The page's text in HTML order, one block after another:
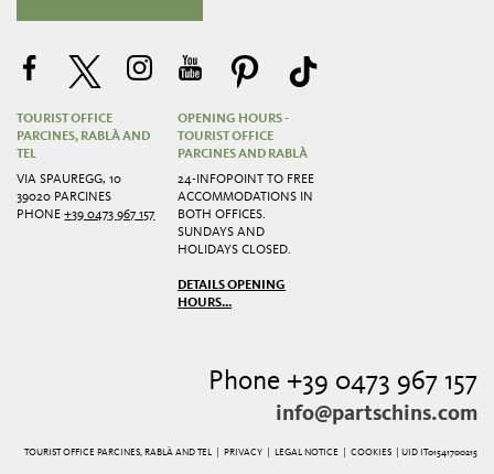
TOURIST OFFICE
PARCINES, RABLÀ AND
TEL
VIA SPAUREGG, 10
39020 PARCINES
PHONE+39 0473 967 157
OPENING HOURS -
TOURIST OFFICE
PARCINES AND RABLÀ
24-INFOPOINT TO FREE
ACCOMMODATIONS IN
BOTH OFFICES.
SUNDAYS AND
HOLIDAYS CLOSED.
DETAILS OPENING
HOURS...
Phone +39 0473 967 157
info@partschins.com
TOURIST OFFICE PARCINES, RABLÀ AND TEL | PRIVACY| LEGAL NOTICE COOKIES | UID IT01541700215